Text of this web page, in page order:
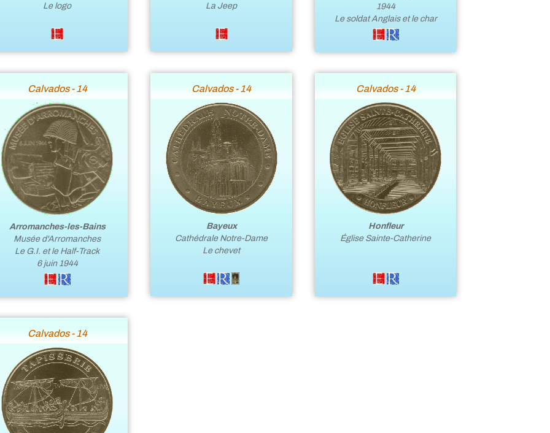
Le logo
La Jeep
1944
Le soldat Anglais et le char
Calvados - 14
Arromanches-les-Bains
Musée d'Arromanches
Le G.I. et le Half-Track
6 juin 1944
Calvados - 14
Bayeux
Cathédrale Notre-Dame
Le chevet
Calvados - 14
Honfleur
Église Sainte-Catherine
Calvados - 14